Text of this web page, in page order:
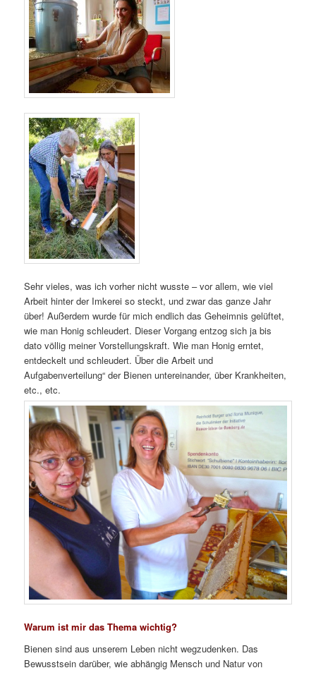
Sehr vieles, was ich vorher nicht wusste – vor allem, wie viel
Arbeit hinter der Imkerei so steckt, und zwar das ganze Jahr
über! Außerdem wurde für mich endlich das Geheimnis gelüftet,
wie man Honig schleudert. Dieser Vorgang entzog sich ja bis
dato völlig meiner Vorstellungskraft. Wie man Honig erntet,
entdeckelt und schleudert. Über die Arbeit und
Aufgabenverteilung“ der Bienen untereinander, über Krankheiten,
etc., etc.
Warum ist mir das Thema wichtig?
Bienen sind aus unserem Leben nicht wegzudenken. Das
Bewusstsein darüber, wie abhängig Mensch und Natur von